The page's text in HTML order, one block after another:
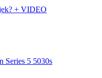
+ VIDEO
Series 5 5030s